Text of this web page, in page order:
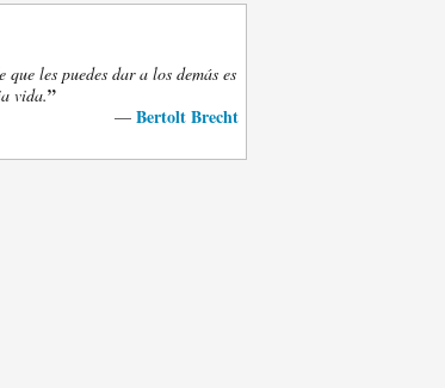
les puedes dar a los demás es
vida.”
— Bertolt Brecht